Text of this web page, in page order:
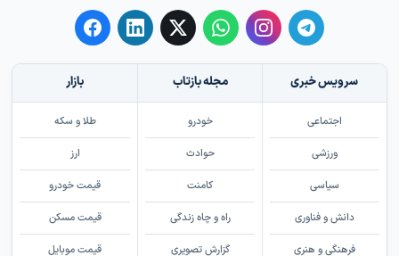
سرویس خبری
اجتماعی
ورزشی
سیاسی
دانش و فناوری
فرهنگی و هنری
مجله بازتاب
خودرو
حوادث
کامنت
راه و چاه زندگی
گزارش تصویری
بازار
طلا و سکه
ارز
قیمت خودرو
قیمت مسکن
قیمت موبایل